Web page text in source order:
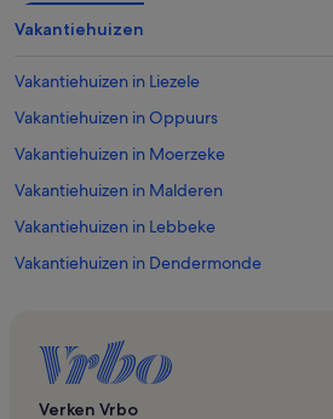
Vakantiehuizen
Vakantiehuizen in Liezele
Vakantiehuizen in Oppuurs
Vakantiehuizen in Moerzeke
Vakantiehuizen in Malderen
Vakantiehuizen in Lebbeke
Vakantiehuizen in Dendermonde
Vakantiehuizen in Sint-Amands
Vakantiehuizen in Weert
Vakantiehuizen in Bornem
Verken Vrbo